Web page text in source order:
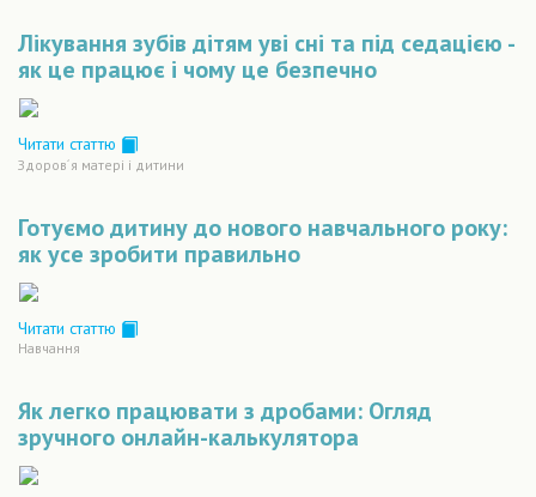
Лікування зубів дітям уві сні та під седацією -
як це працює і чому це безпечно
Читати статтю
Здоров´я матері і дитини
Готуємо дитину до нового навчального року:
як усе зробити правильно
Читати статтю
Навчання
Як легко працювати з дробами: Огляд
зручного онлайн-калькулятора